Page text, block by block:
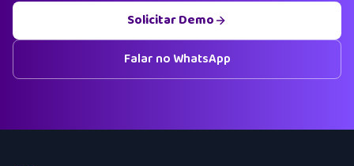
Solicitar Demo
Falar no WhatsApp